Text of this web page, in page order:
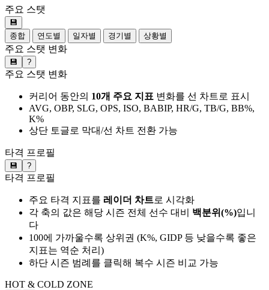
주요 스탯
💾
종합
연도별 일자별 경기별 상황별
주요 스탯 변화
💾 ?
주요 스탯 변화
커리어 동안의 10개 주요 지표 변화를 선 차트로 표시
AVG, OBP, SLG, OPS, ISO, BABIP, HR/G, TB/G, BB%,
K%
상단 토글로 막대/선 차트 전환 가능
타격 프로필
💾 ?
타격 프로필
주요 타격 지표를 레이더 차트로 시각화
각 축의 값은 해당 시즌 전체 선수 대비 백분위(%)입니
다
100에 가까울수록 상위권 (K%, GIDP 등 낮을수록 좋은
지표는 역순 처리)
하단 시즌 범례를 클릭해 복수 시즌 비교 가능
HOT & COLD ZONE